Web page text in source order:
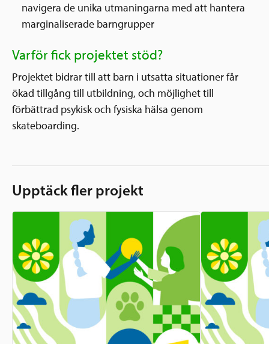
navigera de unika utmaningarna med att hantera
marginaliserade barngrupper
Varför fick projektet stöd?
Projektet bidrar till att barn i utsatta situationer får
ökad tillgång till utbildning, och möjlighet till
förbättrad psykisk och fysiska hälsa genom
skateboarding.
Upptäck fler projekt